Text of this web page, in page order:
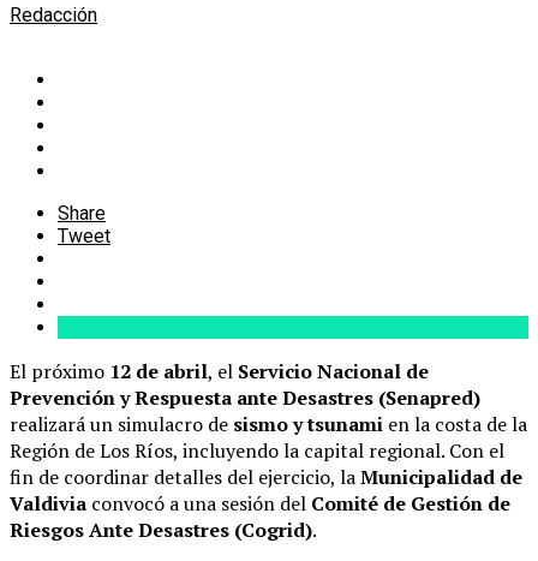
Redacción
Share
Tweet
El próximo 12 de abril, el Servicio Nacional de
Prevención y Respuesta ante Desastres (Senapred)
realizará un simulacro de sismo y tsunami en la costa de la
Región de Los Ríos, incluyendo la capital regional. Con el
fin de coordinar detalles del ejercicio, laMunicipalidad de
Valdivia convocó a una sesión del Comité de Gestión de
Riesgos Ante Desastres (Cogrid).